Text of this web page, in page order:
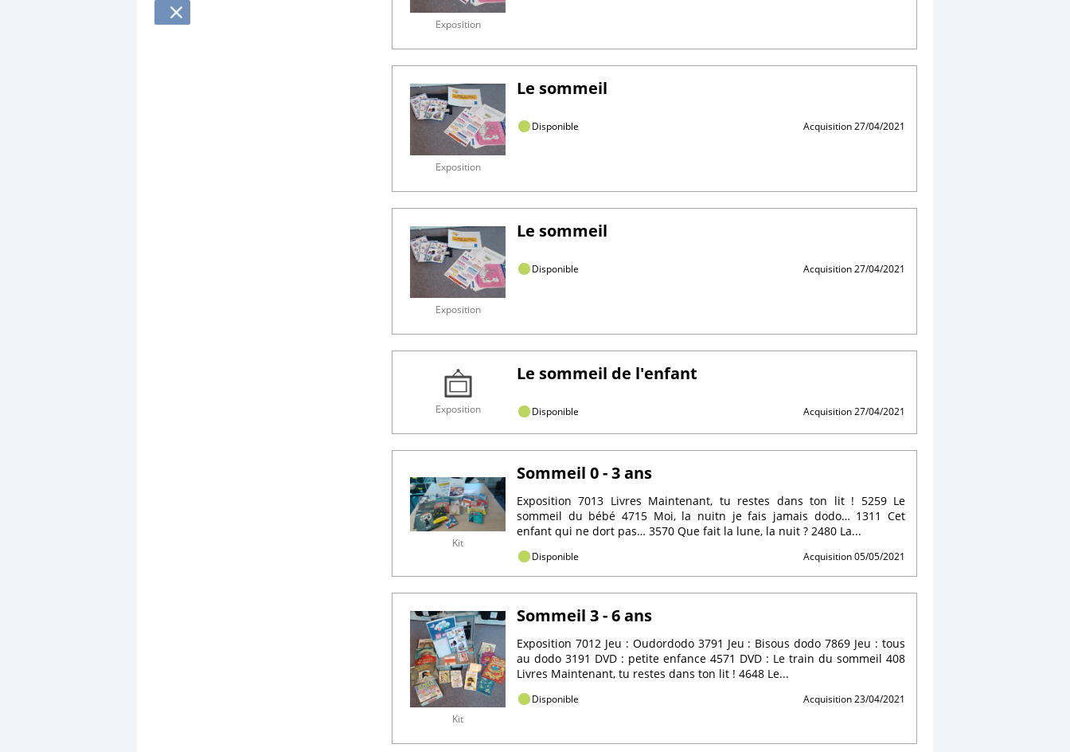
Exposition
Exposition
Le sommeil
Disponible Acquisition 27/04/2021
Exposition
Le sommeil
Disponible Acquisition 27/04/2021
Exposition
Le sommeil de l'enfant
Disponible Acquisition 27/04/2021
Kit
Sommeil 0 - 3 ans
Exposition 7013 Livres Maintenant, tu restes dans ton lit ! 5259 Le
sommeil du bébé 4715 Moi, la nuitn je fais jamais dodo… 1311 Cet
enfant qui ne dort pas… 3570 Que fait la lune, la nuit ? 2480 La...
Disponible Acquisition 05/05/2021
Kit
Sommeil 3 - 6 ans
Exposition 7012 Jeu : Oudordodo 3791 Jeu : Bisous dodo 7869 Jeu : tous
au dodo 3191 DVD : petite enfance 4571 DVD : Le train du sommeil 408
Livres Maintenant, tu restes dans ton lit ! 4648 Le...
Disponible Acquisition 23/04/2021